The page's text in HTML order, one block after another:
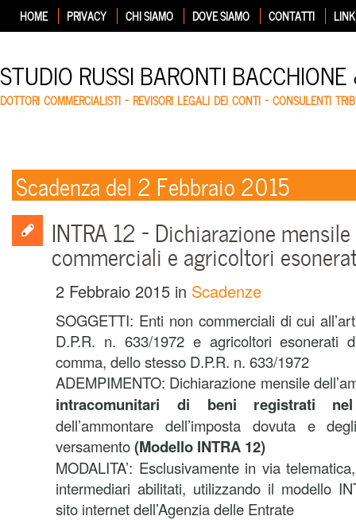
HOME PRIVACY CHI SIAMO DOVE SIAMO CONTATTI LINK
STUDIO RUSSI BARONTI
DOTTORI COMMERCIALISTI – REVISORI LEGALI DEI CONTI – CONSULENTI
Scadenza del 2 Febbraio 2015
INTRA 12 – Dichiarazione
commerciali e agricoltori
2 Febbraio 2015 in Scadenze
SOGGETTI: Enti non commerciali di cui
D.P.R. n. 633/1972 e agricoltori esonerati
comma, dello stesso D.P.R. n. 633/1972
ADEMPIMENTO: Dichiarazione mensile
intracomunitari di beni registrati
dell’ammontare dell’imposta dovuta e
versamento(Modello INTRA 12)
MODALITA’: Esclusivamente in via
intermediari abilitati, utilizzando il modello
sito internet dell’Agenzia delle Entrate